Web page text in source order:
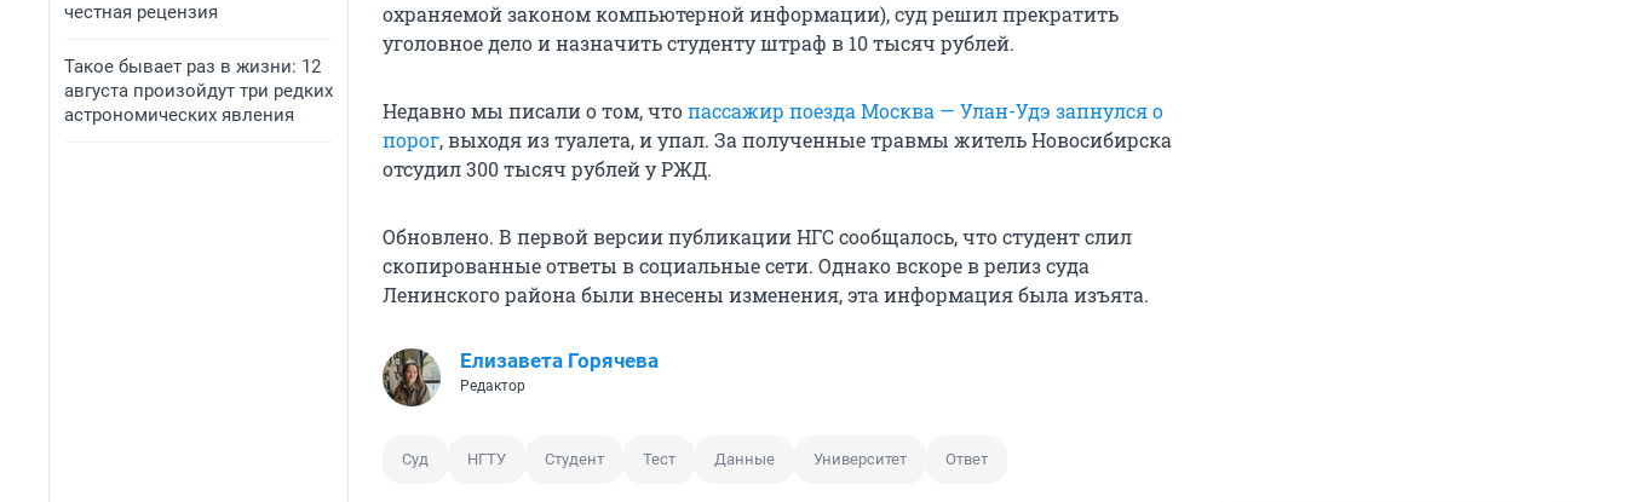
честная рецензия
Такое бывает раз в жизни: 12
августа произойдут три редких
астрономических явления
охраняемой законом компьютерной информации), суд решил прекратить
уголовное дело и назначить студенту штраф в 10 тысяч рублей.
Недавно мы писали о том, чтопассажир поезда Москва — Улан-Удэ запнулся о
порог, выходя из туалета, и упал. За полученные травмы житель Новосибирска
отсудил 300 тысяч рублей у РЖД.
Обновлено. В первой версии публикации НГС сообщалось, что студент слил
скопированные ответы в социальные сети. Однако вскоре в релиз суда
Ленинского района были внесены изменения, эта информация была изъята.
Елизавета Горячева
Редактор
Суд НГТУ Студент Тест Данные Университет Ответ